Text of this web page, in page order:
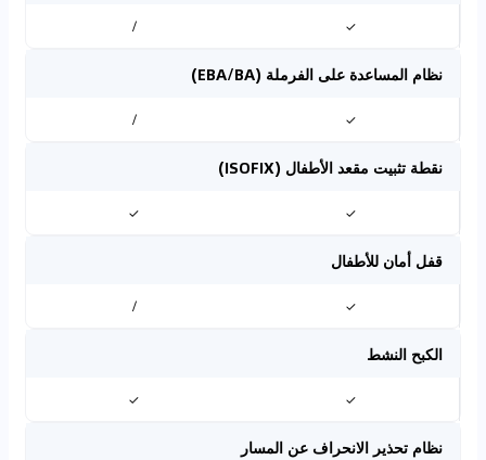
✓
/
نظام المساعدة على الفرملة (EBA/BA)
✓
/
نقطة تثبيت مقعد الأطفال (ISOFIX)
✓
✓
قفل أمان للأطفال
✓
/
الكبح النشط
✓
✓
نظام تحذير الانحراف عن المسار